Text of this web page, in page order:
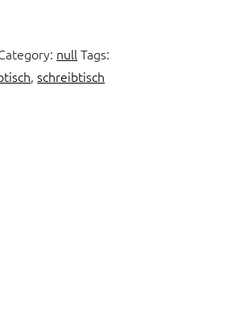
nullTags:
,schreibtisch